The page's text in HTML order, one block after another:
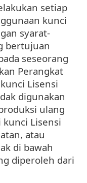
setiap
kunci
syarat-
bertujuan
seseorang
Perangkat
Lisensi
digunakan
ulang
Lisensi
atau
di bawah
diperoleh dari